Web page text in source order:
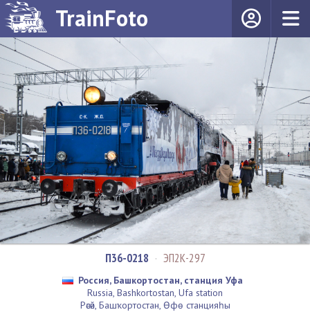
TrainFoto
П36-0218 · ЭП2К-297
Россия, Башкортостан, станция Уфа
Russia, Bashkortostan, Ufa station
Рәсәй, Башҡортостан, Өфө станцияһы